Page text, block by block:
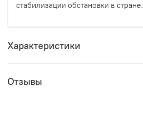
стабилизации обстановки в стране.
Характеристики
Отзывы